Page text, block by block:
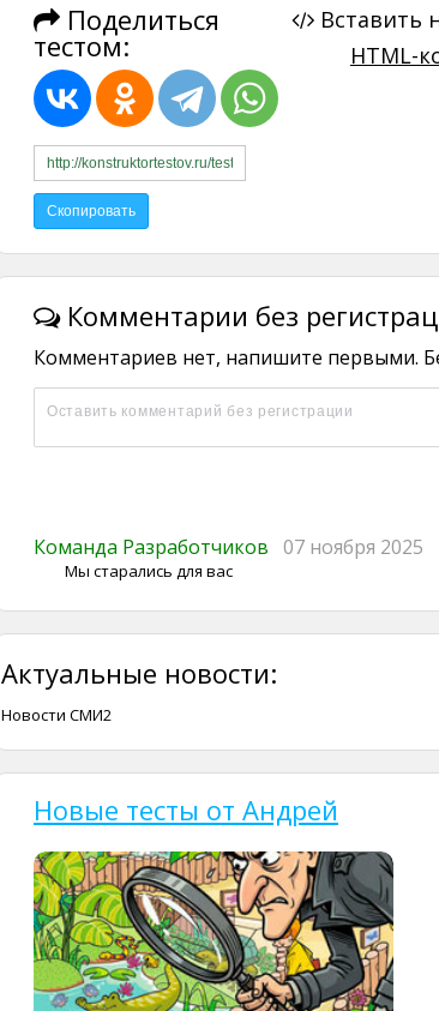
Поделиться
тестом:
Вставить
HTML-
Комментарии без
Комментариев нет, напишите первыми.
Команда Разработчиков 07 ноября 2025
Мы старались для вас
Актуальные новости:
Новости СМИ2
Новые тесты от Андрей